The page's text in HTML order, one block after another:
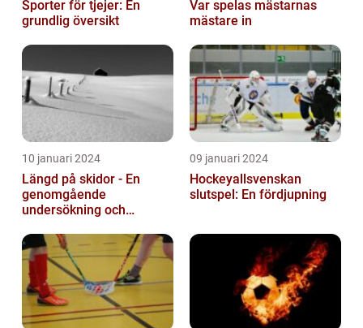
Sporter för tjejer: En
grundlig översikt
Var spelas mästarnas
mästare in
10 januari 2024
Längd på skidor - En
genomgående
undersökning och
09 januari 2024
Hockeyallsvenskan
slutspel: En fördjupning